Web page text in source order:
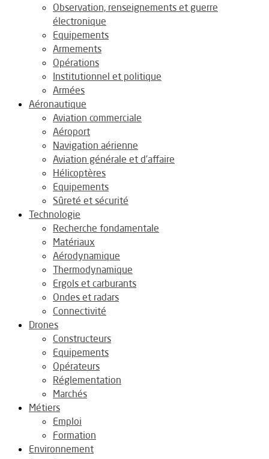
Observation, renseignements et guerre
électronique
Equipements
Armements
Opérations
Institutionnel et politique
Armées
Aéronautique
Aviation commerciale
Aéroport
Navigation aérienne
Aviation générale et d’affaire
Hélicoptères
Equipements
Sûreté et sécurité
Technologie
Recherche fondamentale
Matériaux
Aérodynamique
Thermodynamique
Ergols et carburants
Ondes et radars
Connectivité
Drones
Constructeurs
Equipements
Opérateurs
Réglementation
Marchés
Métiers
Emploi
Formation
Environnement